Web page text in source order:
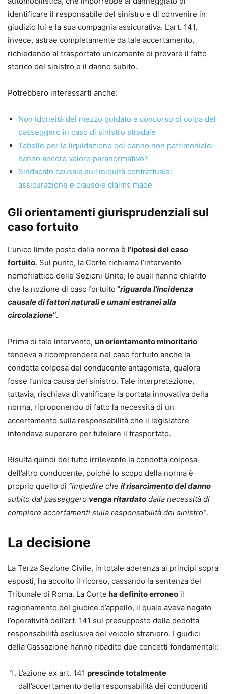
identificare il responsabile del sinistro e di convenire in
giudizio lui e la sua compagnia assicurativa. L’art. 141,
invece, astrae completamente da tale accertamento,
richiedendo al trasportato unicamente di provare il fatto
storico del sinistro e il danno subito.
Potrebbero interessarti anche:
Non idoneità del mezzo guidato e concorso di colpa del
passeggero in caso di sinistro stradale
Tabelle per la liquidazione del danno non patrimoniale:
hanno ancora valore paranormativo?
Sindacato causale sull’iniquità contrattuale:
assicurazione e clausole claims made
Gli orientamenti giurisprudenziali sul
caso fortuito
L’unico limite posto dalla norma è l’ipotesi del caso
fortuito. Sul punto, la Corte richiama l’intervento
nomofilattico delle Sezioni Unite, le quali hanno chiarito
che la nozione di caso fortuito “riguarda l’incidenza
causale di fattori naturali e umani estranei alla
circolazione“.
Prima di tale intervento, un orientamento minoritario
tendeva a ricomprendere nel caso fortuito anche la
condotta colposa del conducente antagonista, qualora
fosse l’unica causa del sinistro. Tale interpretazione,
tuttavia, rischiava di vanificare la portata innovativa della
norma, riproponendo di fatto la necessità di un
accertamento sulla responsabilità che il legislatore
intendeva superare per tutelare il trasportato.
Risulta quindi del tutto irrilevante la condotta colposa
dell’altro conducente, poiché lo scopo della norma è
proprio quello di “impedire che il risarcimento del danno
subito dal passeggero venga ritardato dalla necessità di
compiere accertamenti sulla responsabilità del sinistro”.
La decisione
La Terza Sezione Civile, in totale aderenza ai principi sopra
esposti, ha accolto il ricorso, cassando la sentenza del
Tribunale di Roma. La Corte ha definito erroneo il
ragionamento del giudice d’appello, il quale aveva negato
l’operatività dell’art. 141 sul presupposto della dedotta
responsabilità esclusiva del veicolo straniero. I giudici
della Cassazione hanno ribadito due concetti fondamentali:
L’azione ex art. 141 prescinde totalmente
dall’accertamento della responsabilità dei conducenti